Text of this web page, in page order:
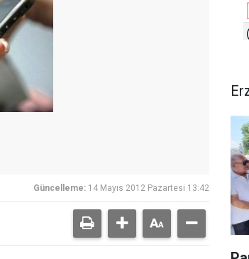
Güncelleme: 14 Mayıs 2012 Pazartesi 13:42